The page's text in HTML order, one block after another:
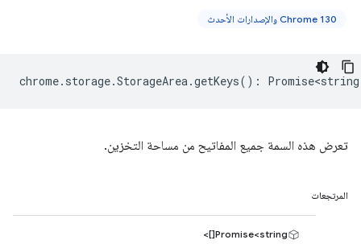
Chrome 130 والإصدارات الأحدث
chrome. storage.StorageArea.getKeys() : Promise<string
تعرض هذه السمة جميع المفاتيح من مساحة التخزين.
المرتجعات
Promise<string[]>